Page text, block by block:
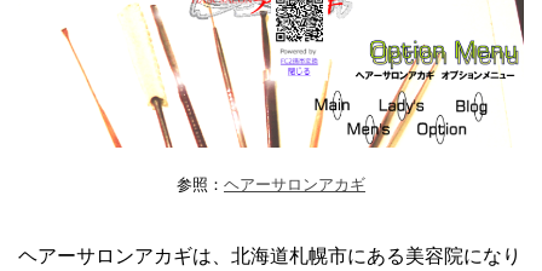
参照： ヘアーサロンアカギ
ヘアーサロンアカギは、北海道札幌市にある美容院になり